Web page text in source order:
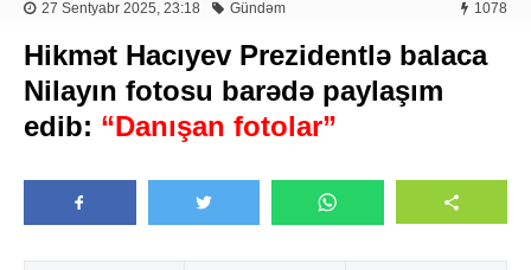
27 Sentyabr 2025, 23:18 Gündəm 1078
Hikmət Hacıyev Prezidentlə balaca
Nilayın fotosu barədə paylaşım
edib: “Danışan fotolar”